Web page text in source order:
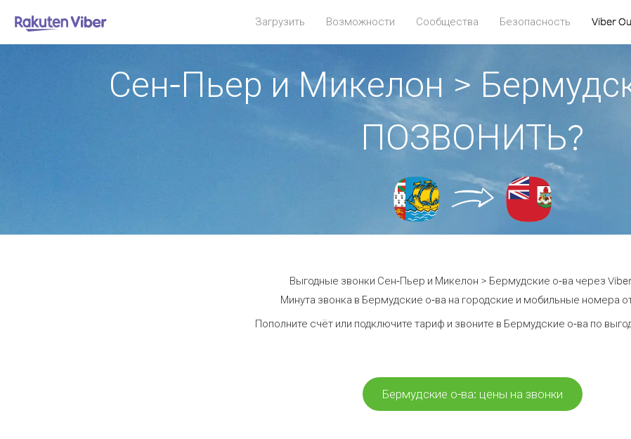
Загрузить Возможности Сообщества Безопасность Viber
Сен-Пьер и Микелон >
ПОЗВОНИТЬ?
Выгодные звонки Сен-Пьер и Микелон > Бермудские о-ва через
Минута звонка в Бермудские о-ва на городские и мобильные номера
Пополните счёт или подключите тариф и звоните в Бермудские о-ва по
Бермудские о-ва: цены на звонки